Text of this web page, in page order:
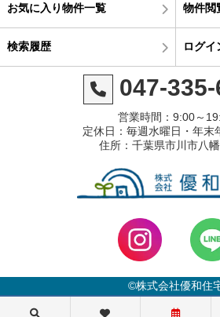
お気に入り物件一覧 物件閲
検索履歴 ログイ
047-
営業時間：9:00～
定休日：毎週水曜日・年末
住所：千葉県市川市八
©株式会社優和住